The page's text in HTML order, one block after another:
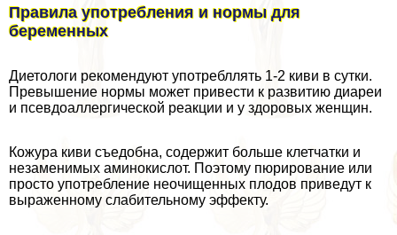
Правила употрeбления и нормы для
беременных
Диетологи рекомендуют употрeбллять 1-2 киви в сутки.
Превышение нормы может привести к развитию диареи
и псевдоаллергической реакции и у здоровых женщин.
Кожура киви съедобна, содержит больше клетчатки и
незаменимых аминокислот. Поэтому пюрирование или
просто употрeбление неочищенных плодов приведут к
выраженному слабительному эффекту.